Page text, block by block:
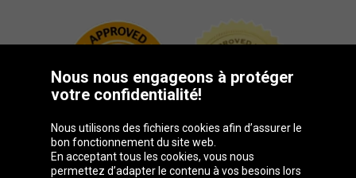
Nous nous engageons à protéger
votre confidentialité!
Nous utilisons des fichiers cookies afin d’assurer le
bon fonctionnement du site web.
En acceptant tous les cookies, vous nous
permettez d’adapter le contenu à vos besoins lors